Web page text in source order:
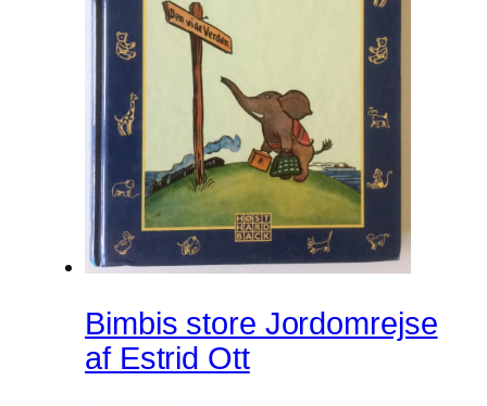
Bimbis store Jordomrejse
af Estrid Ott